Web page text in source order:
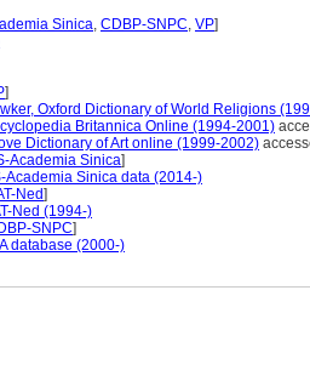
Sinica, CDBP-SNPC, VP]
]
Oxford Dictionary of World Religions
Britannica Online (1994-2001)
Dictionary of Art online (1999-2002)
Academia Sinica]
Academia Sinica data (2014-)
Ned]
Ned (1994-)
SNPC]
database (2000-)